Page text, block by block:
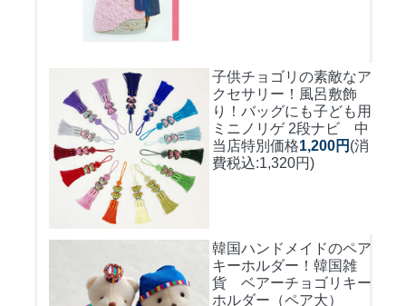
子供チョゴリの素敵なア
クセサリー！風呂敷飾
り！バッグにも子ども用
ミニノリゲ 2段ナビ 中
当店特別価格1,200円 (消
費税込:1,320円)
韓国ハンドメイドのペア
キーホルダー！ 韓国雑
貨 ベアーチョゴリキー
ホルダー（ペア大）